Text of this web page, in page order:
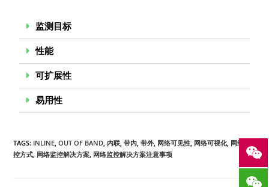
监测目标
性能
可扩展性
易用性
TAGS: INLINE, OUT OF BAND, 内联, 带内, 带外, 网络可见性, 网络可视化, 网络监
控方式, 网络监控解决方案, 网络监控解决方案注意事项